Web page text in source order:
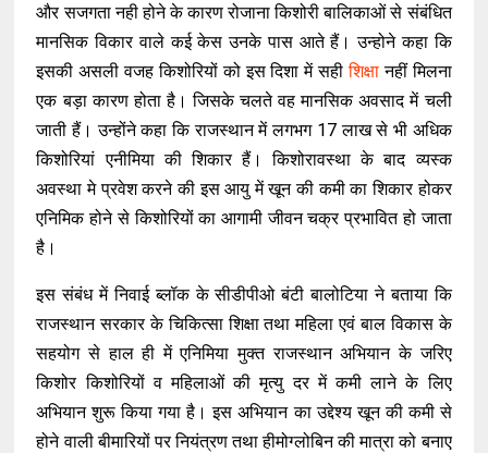
और सजगता नही होने के कारण रोजाना किशोरी बालिकाओं से संबंधित
मानसिक विकार वाले कई केस उनके पास आते हैं। उन्होने कहा कि
इसकी असली वजह किशोरियों को इस दिशा में सहीशिक्षानहीं मिलना
एक बड़ा कारण होता है। जिसके चलते वह मानसिक अवसाद में चली
जाती हैं। उन्होंने कहा कि राजस्थान में लगभग 17 लाख से भी अधिक
किशोरियां एनीमिया की शिकार हैं। किशोरावस्था के बाद व्यस्क
अवस्था मे प्रवेश करने की इस आयु में खून की कमी का शिकार होकर
एनिमिक होने से किशोरियों का आगामी जीवन चक्र प्रभावित हो जाता
है।
इस संबंध में निवाई ब्लॉक के सीडीपीओ बंटी बालोटिया ने बताया कि
राजस्थान सरकार के चिकित्सा शिक्षा तथा महिला एवं बाल विकास के
सहयोग से हाल ही में एनिमिया मुक्त राजस्थान अभियान के जरिए
किशोर किशोरियों व महिलाओं की मृत्यु दर में कमी लाने के लिए
अभियान शुरू किया गया है। इस अभियान का उद्देश्य खून की कमी से
होने वाली बीमारियों पर नियंत्रण तथा हीमोग्लोबिन की मात्रा को बनाए